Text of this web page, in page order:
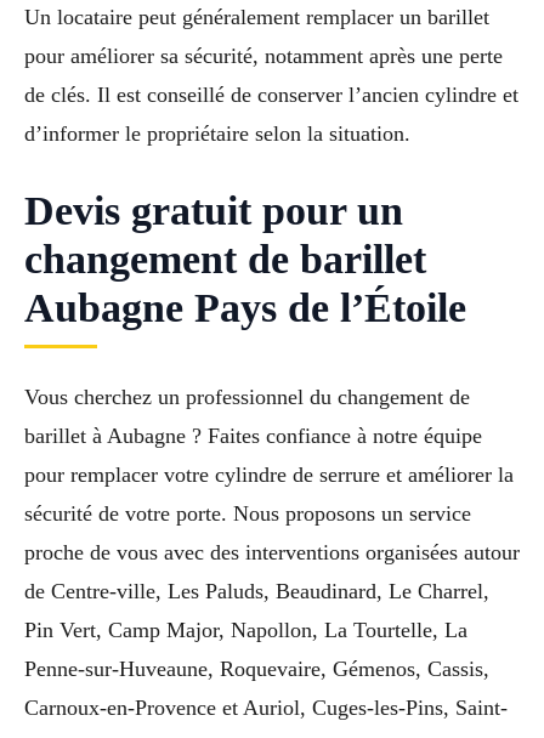
Un locataire peut généralement remplacer un barillet
pour améliorer sa sécurité, notamment après une perte
de clés. Il est conseillé de conserver l’ancien cylindre et
d’informer le propriétaire selon la situation.
Devis gratuit pour un
changement de barillet
Aubagne Pays de l’Étoile
Vous cherchez un professionnel du changement de
barillet à Aubagne ? Faites confiance à notre équipe
pour remplacer votre cylindre de serrure et améliorer la
sécurité de votre porte. Nous proposons un service
proche de vous avec des interventions organisées autour
de Centre-ville, Les Paluds, Beaudinard, Le Charrel,
Pin Vert, Camp Major, Napollon, La Tourtelle, La
Penne-sur-Huveaune, Roquevaire, Gémenos, Cassis,
Carnoux-en-Provence et Auriol, Cuges-les-Pins, Saint-